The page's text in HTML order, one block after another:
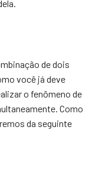
de dois
você já deve
o fenômeno de
Como
da seguinte